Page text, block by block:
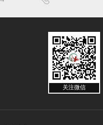
关注微信